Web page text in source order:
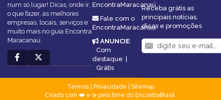
num só lugar! Dicas, onde ir,
o que fazer, as melhores
empresas, locais, serviços e
muito mais no guia Encontra
Maracanaú.
EncontraMaracanaú
Fale com o
EncontraMaracanaú
ANUNCIE:
Com
destaque
Grátis
Receba grátis as
principais notícias,
dicas e promoções
Termos| Privacidade
Sitemap
Criado com ❤️ e ☕ pelo time do EncontraBrasil